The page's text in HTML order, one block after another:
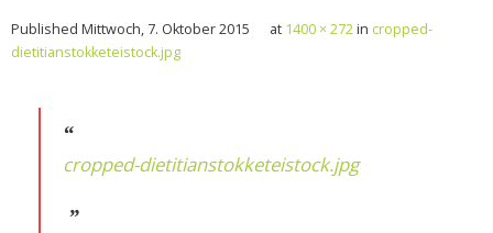
Ernährungsberatung
BODYMED/Leberfasten
Bio-Impedanz-Analyse/BIA Messung
Published Mittwoch, 7. Oktober 2015 at 1400 × 272in cropped-
dietitianstokketeistock.jpg
cropped-dietitianstokketeistock.jpg